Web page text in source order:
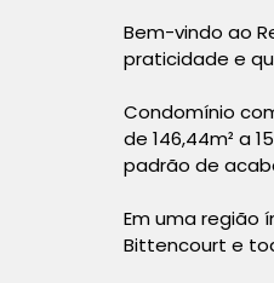
Bem-vindo ao
praticidade e
Condomínio
de 146,44m² a
padrão de
Em uma região
Bittencourt e